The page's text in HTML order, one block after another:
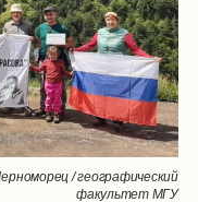
/ географический
факультет МГУ